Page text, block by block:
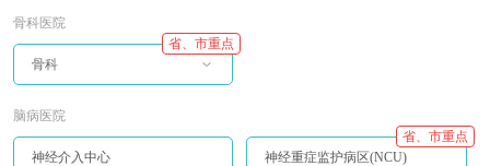
骨科医院
骨科
省、市重点
脑病医院
神经介入中心 神经重症监护病区(NCU)
省、市重点